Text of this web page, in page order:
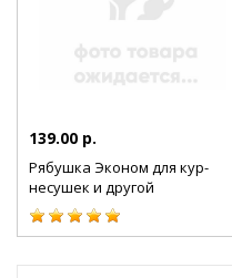
139.00 р.
Рябушка Эконом для кур-
несушек и другой
домашней птицы